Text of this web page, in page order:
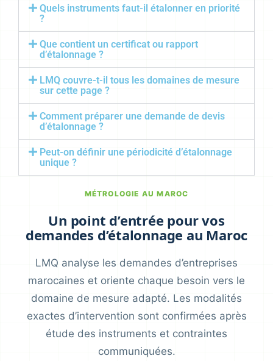
Quels instruments faut-il étalonner en priorité
?
Que contient un certificat ou rapport
d’étalonnage ?
LMQ couvre-t-il tous les domaines de mesure
sur cette page ?
Comment préparer une demande de devis
d’étalonnage ?
Peut-on définir une périodicité d’étalonnage
unique ?
MÉTROLOGIE AU MAROC
Un point d’entrée pour vos
demandes d’étalonnage au Maroc
LMQ analyse les demandes d’entreprises
marocaines et oriente chaque besoin vers le
domaine de mesure adapté. Les modalités
exactes d’intervention sont confirmées après
étude des instruments et contraintes
communiquées.